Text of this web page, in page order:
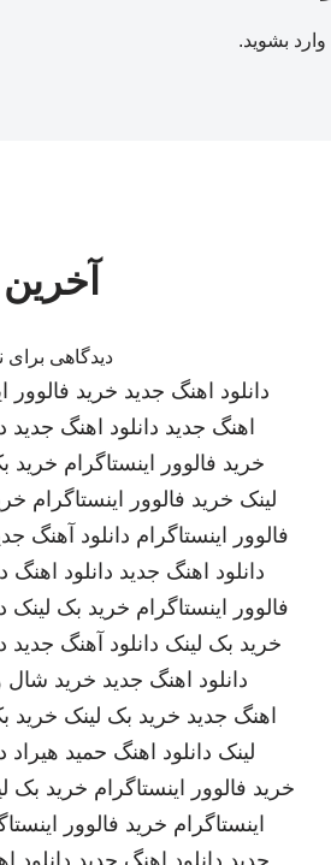
وارد بشوید.
دیدگاهی برای
دانلود اهنگ جدید خرید فالوور
اهنگ جدید دانلود اهنگ جدید
خرید فالوور اینستاگرام خرید
لینک خرید فالوور اینستاگرام
فالوور اینستاگرام دانلود آهنگ
دانلود اهنگ جدید دانلود اهنگ
فالوور اینستاگرام خرید بک لینک
خرید بک لینک دانلود آهنگ جدید
دانلود اهنگ جدید خرید
اهنگ جدید خرید بک لینک خرید
لینک دانلود اهنگ حمید هیراد
خرید فالوور اینستاگرام خرید بک
اینستاگرام خرید فالوور
جدید دانلود اهنگ جدید دانلود